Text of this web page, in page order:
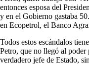
entonces esposa del
y en el Gobierno gastaba
en Ecopetrol, el Banco
Todos estos escándalos
Petro, que no llegó al poder
verdadero jefe de Estado,